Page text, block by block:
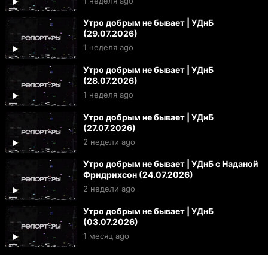
Утро добрым не бывает | УДнБ
(29.07.2026)
1 неделя ago
Утро добрым не бывает | УДнБ
(28.07.2026)
1 неделя ago
Утро добрым не бывает | УДнБ
(27.07.2026)
2 недели ago
Утро добрым не бывает | УДнБ с Наданой
Фридрихсон (24.07.2026)
2 недели ago
Утро добрым не бывает | УДнБ
(03.07.2026)
1 месяц ago